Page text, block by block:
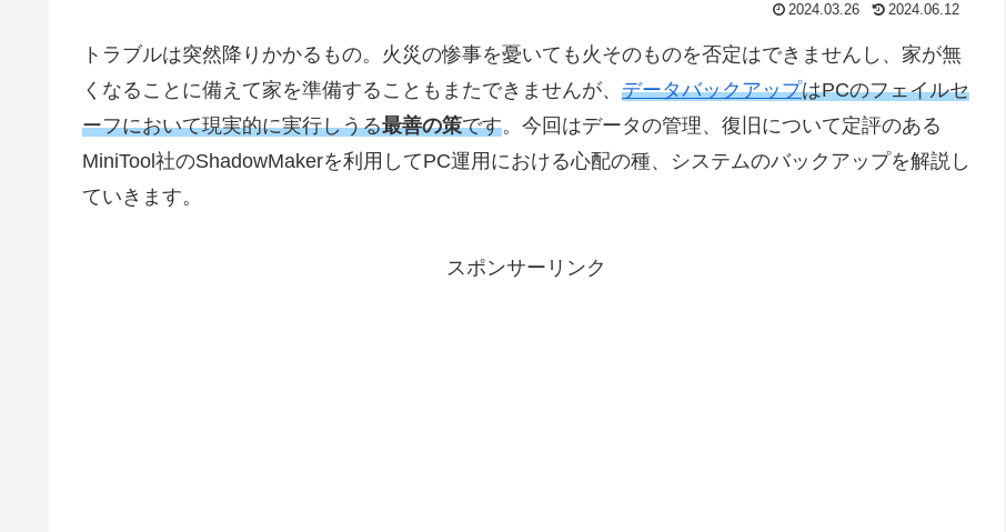
2024.03.26 2024.06.12
トラブルは突然降りかかるもの。火災の惨事を憂いても火そのものを否定はできませんし、家が無
くなることに備えて家を準備することもまたできませんが、 データバックアップはPCのフェイルセ
ーフにおいて現実的に実行しうる最善の策です。今回はデータの管理、復旧について定評のある
MiniTool社のShadowMakerを利用してPC運用における心配の種、システムのバックアップを解説し
ていきます。
スポンサーリンク